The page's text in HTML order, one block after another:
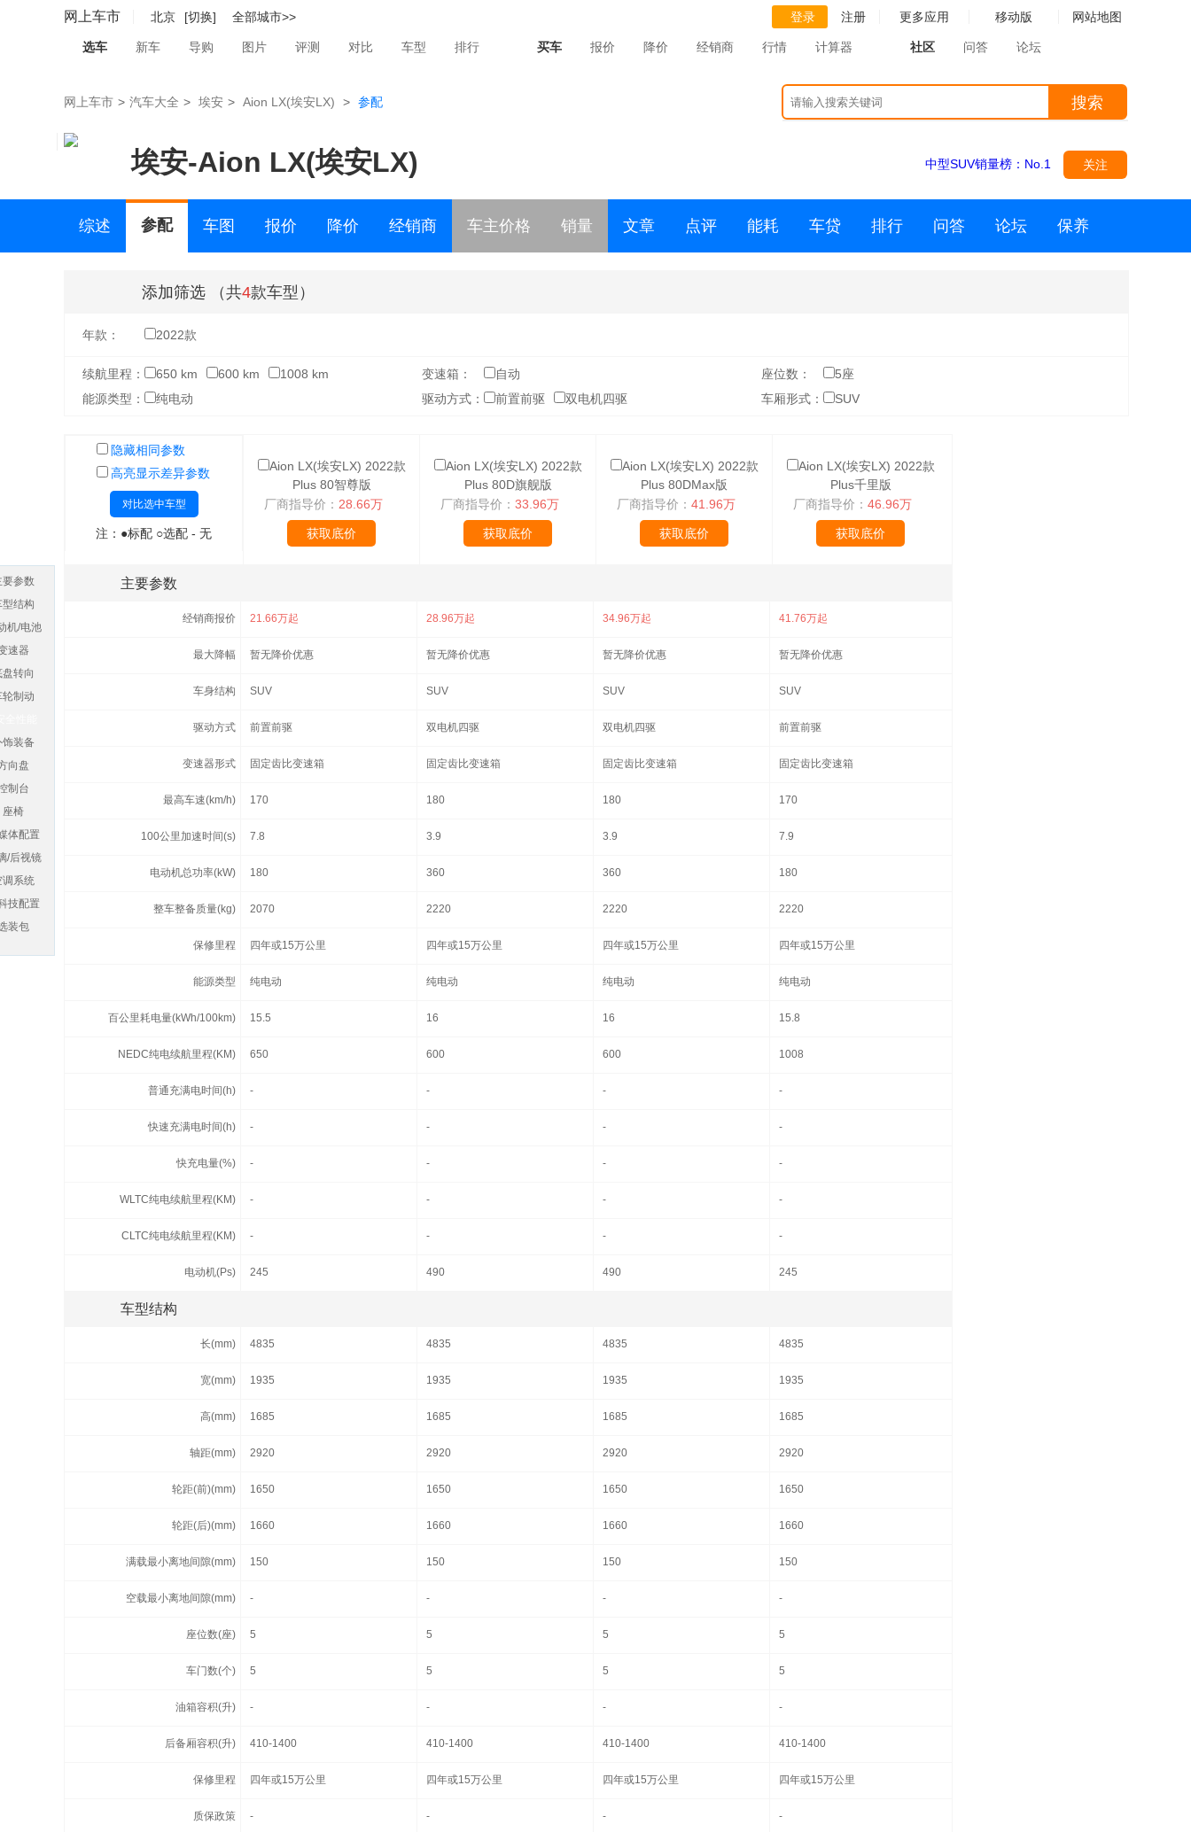
网上车市 北京 [切换] 全部城市>> 登录 注册 更多应用 移动版 网站地图
选车 新车 导购 图片 评测 对比 车型 排行 买车 报价 降价 经销商 行情 计算器 社区 问答 论坛
网上车市 > 汽车大全 > 埃安 > Aion LX(埃安LX) > 参配 搜索
埃安-Aion LX(埃安LX) 中型SUV销量榜： No.1 关注
综述 参配 车图 报价 降价 经销商 车主价格 销量 文章 点评 能耗 车贷 排行 问答 论坛 保养
添加筛选 （共4款车型）
年款： 2022款
续航里程： 650 km 600 km 1008 km 变速箱： 自动 座位数：
5座
能源类型：
纯电动 驱动方式： 前置前驱 双电机四驱 车厢形式： SUV
隐藏相同参数
高亮显示差异参数
对比选中车型
注：●标配 ○选配 - 无
Aion LX(埃安LX) 2022款
Plus 80智尊版
厂商指导价： 28.66万
获取底价
Aion LX(埃安LX) 2022款
Plus 80D旗舰版
厂商指导价： 33.96万
获取底价
Aion LX(埃安LX) 2022款
Plus 80DMax版
厂商指导价： 41.96万
获取底价
Aion LX(埃安LX) 2022款
Plus千里版
厂商指导价： 46.96万
获取底价
主要参数
经销商报价 21.66万起 28.96万起 34.96万起 41.76万起
最大降幅 暂无降价优惠 暂无降价优惠 暂无降价优惠 暂无降价优惠
车身结构 SUV SUV SUV SUV
驱动方式 前置前驱 双电机四驱 双电机四驱 前置前驱
变速器形式 固定齿比变速箱 固定齿比变速箱 固定齿比变速箱 固定齿比变速箱
最高车速(km/h) 170 180 180 170
100公里加速时间(s) 7.8 3.9 3.9 7.9
电动机总功率(kW) 180 360 360 180
整车整备质量(kg) 2070 2220 2220 2220
保修里程 四年或15万公里 四年或15万公里 四年或15万公里 四年或15万公里
能源类型 纯电动 纯电动 纯电动 纯电动
百公里耗电量(kWh/100km) 15.5 16 16 15.8
NEDC纯电续航里程(KM) 650 600 600 1008
普通充满电时间(h) - - - -
快速充满电时间(h) - - - -
快充电量(%) - - - -
WLTC纯电续航里程(KM) - - - -
CLTC纯电续航里程(KM) - - - -
电动机(Ps) 245 490 490 245
车型结构
长(mm) 4835 4835 4835 4835
宽(mm) 1935 1935 1935 1935
高(mm) 1685 1685 1685 1685
轴距(mm) 2920 2920 2920 2920
轮距(前)(mm) 1650 1650 1650 1650
轮距(后)(mm) 1660 1660 1660 1660
满载最小离地间隙(mm) 150 150 150 150
空载最小离地间隙(mm) - - - -
座位数(座) 5 5 5 5
车门数(个) 5 5 5 5
油箱容积(升) - - - -
后备厢容积(升) 410-1400 410-1400 410-1400 410-1400
保修里程 四年或15万公里 四年或15万公里 四年或15万公里 四年或15万公里
质保政策 - - - -
要参数
型结构
机/电池
速器
盘转向
轮制动
饰装备
向盘
制台
座椅
体配置
/后视镜
调系统
技配置
装包